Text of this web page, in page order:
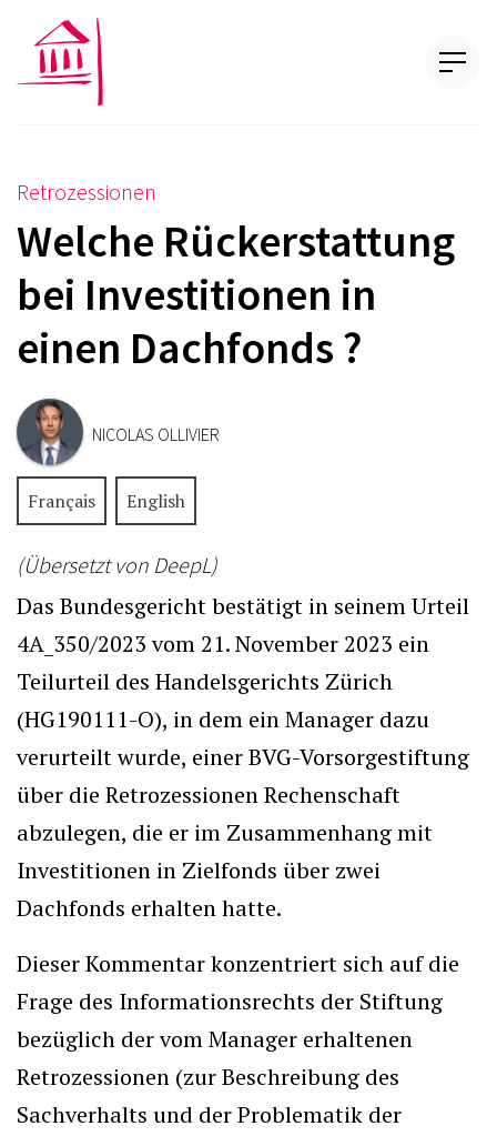
Retrozessionen
Welche Rückerstattung
bei Investitionen in
einen Dachfonds ?
NICOLAS OLLIVIER
Français English
(Übersetzt von DeepL)
Das Bundesgericht bestätigt in seinem Urteil
4A_350/2023 vom 21. November 2023 ein
Teilurteil des Handelsgerichts Zürich
(HG190111-O), in dem ein Manager dazu
verurteilt wurde, einer BVG-Vorsorgestiftung
über die Retrozessionen Rechenschaft
abzulegen, die er im Zusammenhang mit
Investitionen in Zielfonds über zwei
Dachfonds erhalten hatte.
Dieser Kommentar konzentriert sich auf die
Frage des Informationsrechts der Stiftung
bezüglich der vom Manager erhaltenen
Retrozessionen (zur Beschreibung des
Sachverhalts und der Problematik der